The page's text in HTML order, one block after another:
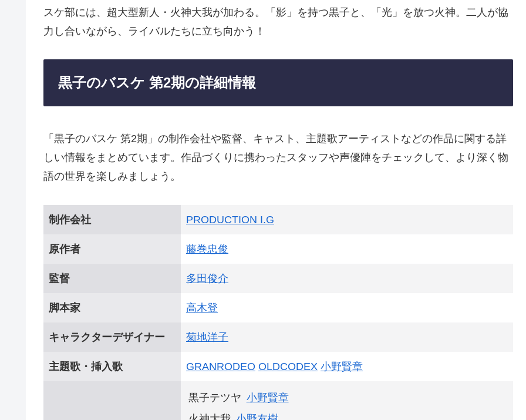
スケ部には、超大型新人・火神大我が加わる。「影」を持つ黒子と、「光」を放つ火神。二人が協
力し合いながら、ライバルたちに立ち向かう！
黒子のバスケ 第2期の詳細情報
「黒子のバスケ 第2期」の制作会社や監督、キャスト、主題歌アーティストなどの作品に関する詳
しい情報をまとめています。作品づくりに携わったスタッフや声優陣をチェックして、より深く物
語の世界を楽しみましょう。
制作会社 PRODUCTION I.G
原作者 藤巻忠俊
監督 多田俊介
脚本家 高木登
キャラクターデザイナー 菊地洋子
主題歌・挿入歌 GRANRODEO OLDCODEX 小野賢章
黒子テツヤ 小野賢章